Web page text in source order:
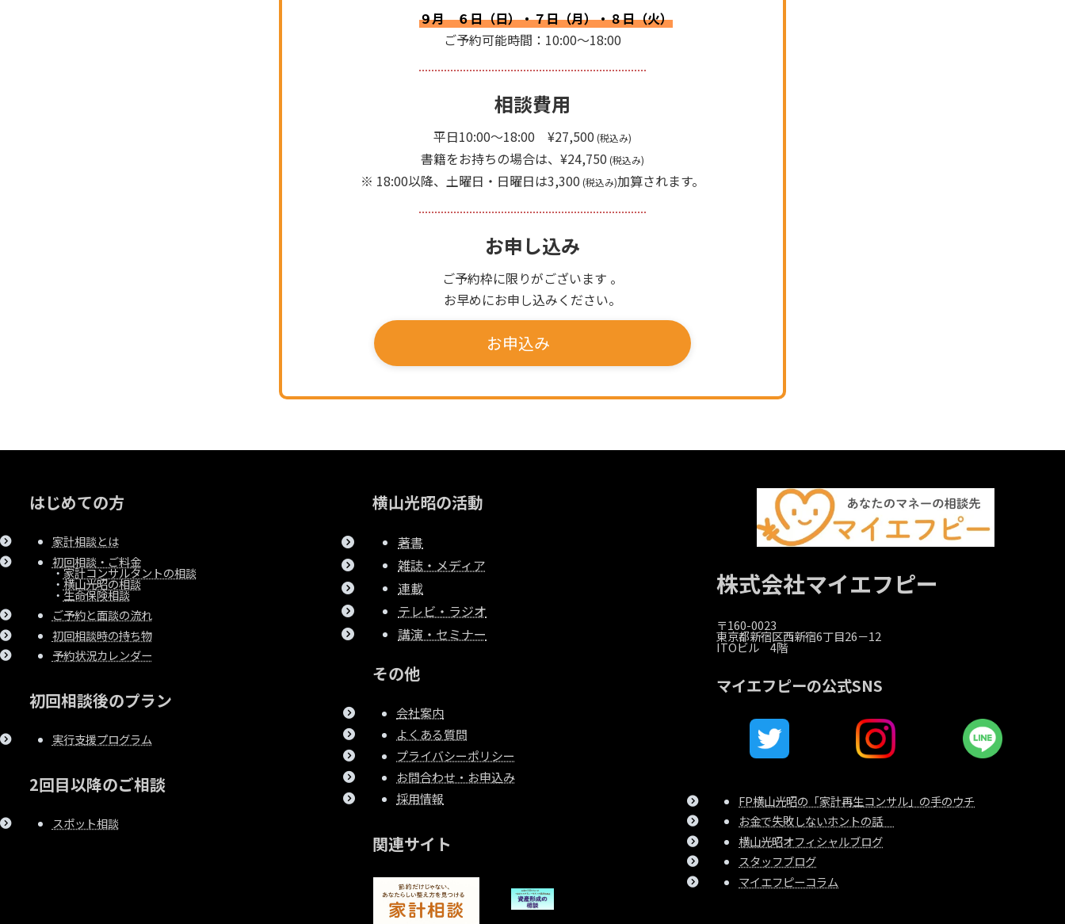
９月 ６日（日）・７日（月）・８日（火）
ご予約可能時間：10:00～18:00
相談費用
平日10:00～18:00 ¥27,500 (税込み)
書籍をお持ちの場合は、¥24,750 (税込み)
※ 18:00以降、土曜日・日曜日は3,300 (税込み)加算されます。
お申し込み
ご予約枠に限りがございます 。
お早めにお申し込みください。
お申込み
はじめての方
家計相談とは
初回相談・ご料金
・家計コンサルタントの相談
・横山光昭の相談
・生命保険相談
ご予約と面談の流れ
初回相談時の持ち物
予約状況カレンダー
初回相談後のプラン
実行支援プログラム
2回目以降のご相談
スポット相談
横山光昭の活動
著書
雑誌・メディア
連載
テレビ・ラジオ
講演・セミナー
その他
会社案内
よくある質問
プライバシーポリシー
お問合わせ・お申込み
採用情報
関連サイト
株式会社マイエフピー
〒160-0023
東京都新宿区西新宿6丁目26－12
ITOビル 4階
マイエフピーの公式SNS
FP横山光昭の「家計再生コンサル」の手のウチ
お金で失敗しないホントの話
横山光昭オフィシャルブログ
スタッフブログ
マイエフピーコラム